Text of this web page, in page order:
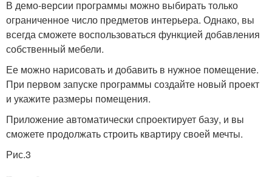
В демо-версии программы можно выбирать только
ограниченное число предметов интерьера. Однако, вы
всегда сможете воспользоваться функцией добавления
собственный мебели.
Ее можно нарисовать и добавить в нужное помещение.
При первом запуске программы создайте новый проект
и укажите размеры помещения.
Приложение автоматически спроектирует базу, и вы
сможете продолжать строить квартиру своей мечты.
Рис.3